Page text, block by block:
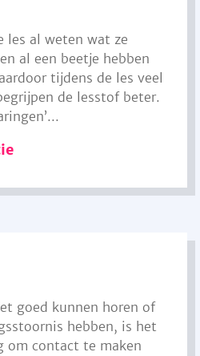
les al weten wat ze
al een beetje hebben
tijdens de les veel
de lesstof beter.
goed kunnen horen of
hebben, is het
om contact te maken